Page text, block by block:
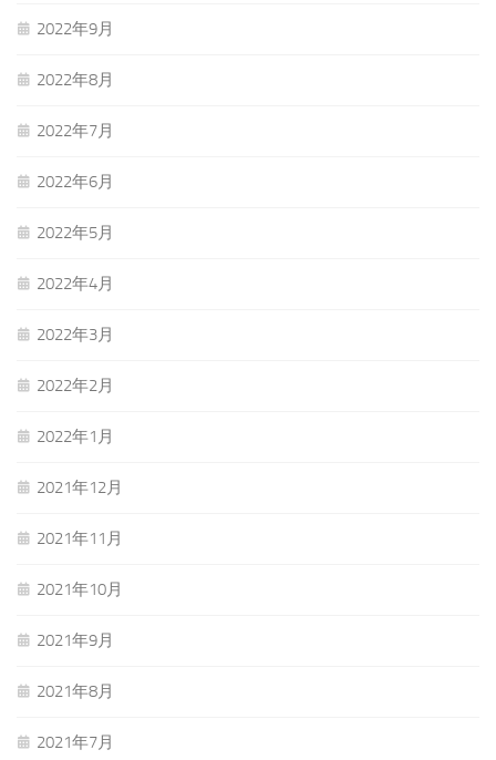
2022年9月
2022年8月
2022年7月
2022年6月
2022年5月
2022年4月
2022年3月
2022年2月
2022年1月
2021年12月
2021年11月
2021年10月
2021年9月
2021年8月
2021年7月